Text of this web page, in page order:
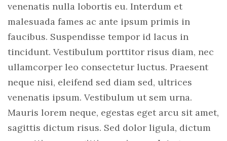
venenatis nulla lobortis eu. Interdum et
malesuada fames ac ante ipsum primis in
faucibus. Suspendisse tempor id lacus in
tincidunt. Vestibulum porttitor risus diam, nec
ullamcorper leo consectetur luctus. Praesent
neque nisi, eleifend sed diam sed, ultrices
venenatis ipsum. Vestibulum ut sem urna.
Mauris lorem neque, egestas eget arcu sit amet,
sagittis dictum risus. Sed dolor ligula, dictum